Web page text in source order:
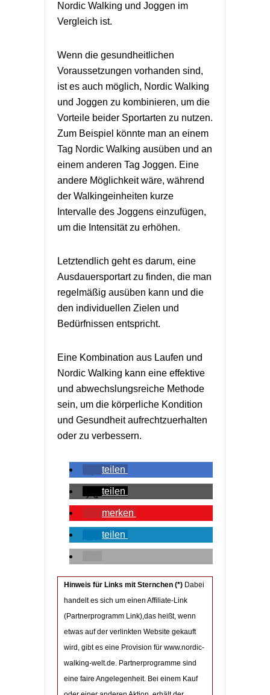
Nordic Walking und Joggen im
Vergleich ist.
Wenn die gesundheitlichen
Voraussetzungen vorhanden sind,
ist es auch möglich, Nordic Walking
und Joggen zu kombinieren, um die
Vorteile beider Sportarten zu nutzen.
Zum Beispiel könnte man an einem
Tag Nordic Walking ausüben und an
einem anderen Tag Joggen. Eine
andere Möglichkeit wäre, während
der Walkingeinheiten kurze
Intervalle des Joggens einzufügen,
um die Intensität zu erhöhen.
Letztendlich geht es darum, eine
Ausdauersportart zu finden, die man
regelmäßig ausüben kann und die
den individuellen Zielen und
Bedürfnissen entspricht.
Eine Kombination aus Laufen und
Nordic Walking kann eine effektive
und abwechslungsreiche Methode
sein, um die körperliche Kondition
und Gesundheit aufrechtzuerhalten
oder zu verbessern.
teilen
teilen
merken
teilen
Hinweis für Links mit Sternchen (*) Dabei
handelt es sich um einen Affiliate-Link
(Partnerprogramm Link),das heißt, wenn
etwas auf der verlinkten Website gekauft
wird, gibt es eine Provision für www.nordic-
walking-welt.de. Partnerprogramme sind
eine faire Angelegenheit. Bei einem Kauf